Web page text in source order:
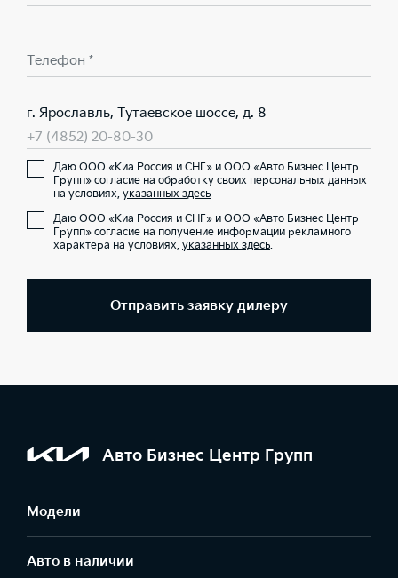
Телефон *
г. Ярославль, Тутаевское шоссе, д. 8
+7 (4852) 20-80-30
Даю ООО «Киа Россия и СНГ» и ООО «Авто Бизнес Центр
Групп» согласие на обработку своих персональных данных
на условиях, указанных здесь
Даю ООО «Киа Россия и СНГ» и ООО «Авто Бизнес Центр
Групп» согласие на получение информации рекламного
характера на условиях, указанных здесь.
Отправить заявку дилеру
Авто Бизнес Центр Групп
Модели
Авто в наличии